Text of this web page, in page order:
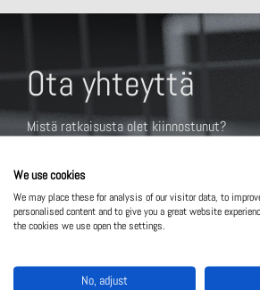
Ota yhteyttä
Mistä ratkaisusta olet kiinnostunut?
We use cookies
We may place these for analysis of our visitor data, to
personalised content and to give you a great website
the cookies we use open the settings.
No, adjust